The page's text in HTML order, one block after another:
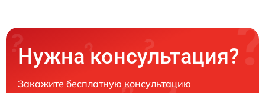
Нужна консультация?
Закажите бесплатную консультацию